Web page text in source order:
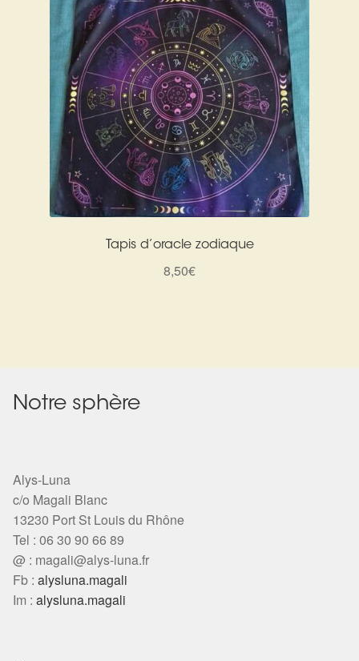
Tapis d’oracle zodiaque
8,50€
Notre sphère
Alys-Luna
c/o Magali Blanc
13230 Port St Louis du Rhône
Tel : 06 30 90 66 89
@ : magali@alys-luna.fr
Fb : alysluna.magali
Im : alysluna.magali